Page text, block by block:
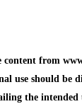
content from
use should be
the intended